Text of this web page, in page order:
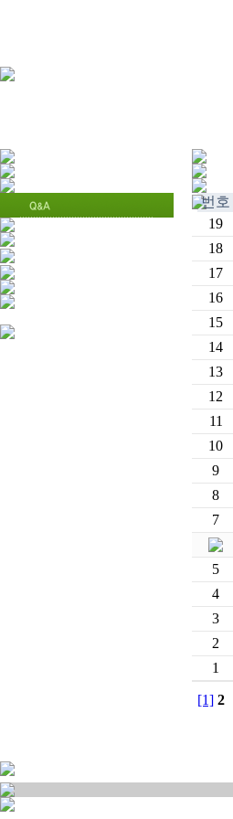
번호
19
18
17
16
15
14
13
12
11
10
9
8
7
5
4
3
2
1
[1] 2